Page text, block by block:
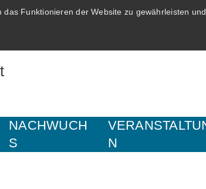
Funktionieren der Website zu gewährleisten
NACHWUCH
S
N